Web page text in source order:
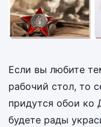
Если вы любите
рабочий стол, то
придутся обои ко
будете рады